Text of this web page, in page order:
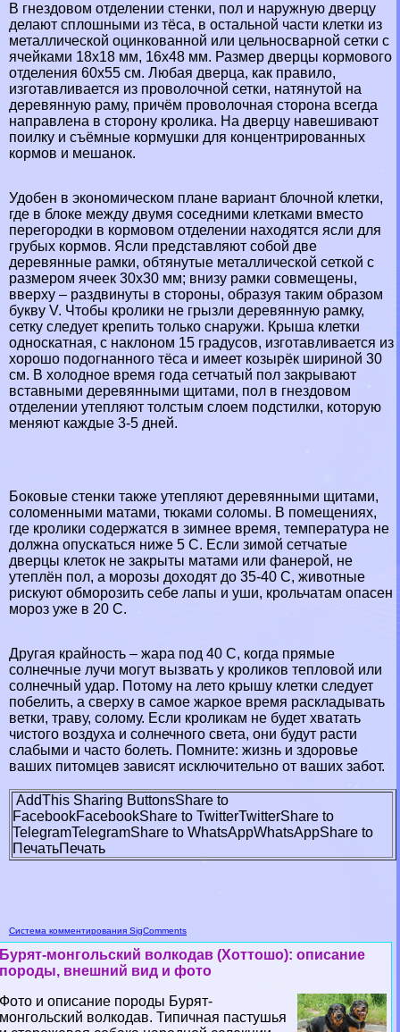
В гнездовом отделении стенки, пол и наружную дверцу
делают сплошными из тёса, в остальной части клетки из
металлической оцинкованной или цельносварной сетки с
ячейками 18х18 мм, 16х48 мм. Размер дверцы кормового
отделения 60х55 см. Любая дверца, как правило,
изготавливается из проволочной сетки, натянутой на
деревянную раму, причём проволочная сторона всегда
направлена в сторону кролика. На дверцу навешивают
поилку и съёмные кормушки для концентрированных
кормов и мешанок.
Удобен в экономическом плане вариант блочной клетки,
где в блоке между двумя соседними клетками вместо
перегородки в кормовом отделении находятся ясли для
грубых кормов. Ясли представляют собой две
деревянные рамки, обтянутые металлической сеткой с
размером ячеек 30х30 мм; внизу рамки совмещены,
вверху – раздвинуты в стороны, образуя таким образом
букву V. Чтобы кролики не грызли деревянную рамку,
сетку следует крепить только снаружи. Крыша клетки
односкатная, с наклоном 15 градусов, изготавливается из
хорошо подогнанного тёса и имеет козырёк шириной 30
см. В холодное время года сетчатый пол закрывают
вставными деревянными щитами, пол в гнездовом
отделении утепляют толстым слоем подстилки, которую
меняют каждые 3-5 дней.
Боковые стенки также утепляют деревянными щитами,
соломенными матами, тюками соломы. В помещениях,
где кролики содержатся в зимнее время, температура не
должна опускаться ниже 5 С. Если зимой сетчатые
дверцы клеток не закрыты матами или фанерой, не
утеплён пол, а морозы доходят до 35-40 С, животные
рискуют обморозить себе лапы и уши, крольчатам опасен
мороз уже в 20 С.
Другая крайность – жара под 40 С, когда прямые
солнечные лучи могут вызвать у кроликов тепловой или
солнечный удар. Потому на лето крышу клетки следует
побелить, а сверху в самое жаркое время раскладывать
ветки, траву, солому. Если кроликам не будет хватать
чистого воздуха и солнечного света, они будут расти
слабыми и часто болеть. Помните: жизнь и здоровье
ваших питомцев зависят исключительно от ваших забот.
AddThis Sharing ButtonsShare to
FacebookFacebookShare to TwitterTwitterShare to
TelegramTelegramShare to WhatsAppWhatsAppShare to
ПечатьПечать
Система комментирования SigComments
Бурят-монгольский волкодав (Хоттошо): описание
породы, внешний вид и фото
Фото и описание породы Бурят-
монгольский волкодав. Типичная пастушья